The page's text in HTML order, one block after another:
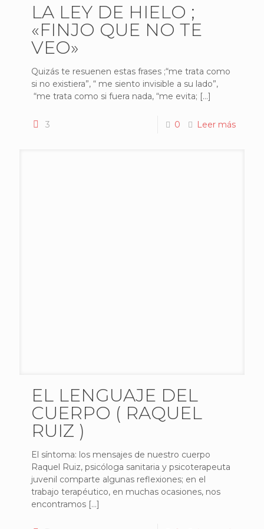
LA LEY DE HIELO ;
«FINJO QUE NO TE
VEO»
Quizás te resuenen estas frases ;“me trata como
si no existiera”, “ me siento invisible a su lado”,
“me trata como si fuera nada, “me evita; […]
3 0 Leer más
EL LENGUAJE DEL
CUERPO ( RAQUEL
RUIZ )
El síntoma: los mensajes de nuestro cuerpo
Raquel Ruiz, psicóloga sanitaria y psicoterapeuta
juvenil comparte algunas reflexiones; en el
trabajo terapéutico, en muchas ocasiones, nos
encontramos […]